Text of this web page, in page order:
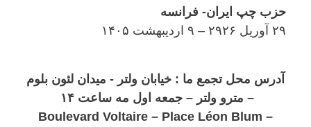
حزب چپ ایران- فرانسه
آدرس محل تجمع ما : خیابان ولتر - میدان لئون بلوم
– مترو ولتر – جمعه اول مه ساعت ۱۴
Boulevard Voltaire – Place Léon Blum –